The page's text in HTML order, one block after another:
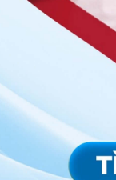
mắc bệnh vảy nến
đến trẻ em, thanh